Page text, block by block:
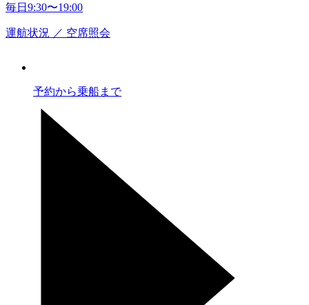
毎日9:30〜19:00
運航状況 ／ 空席照会
予約から乗船まで